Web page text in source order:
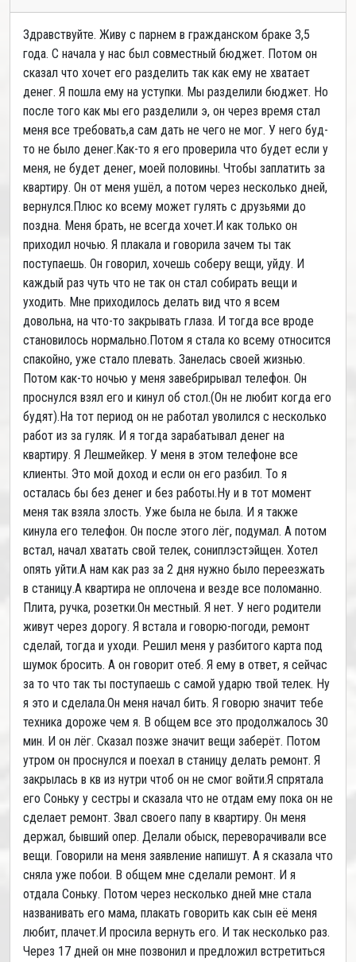
Здравствуйте. Живу с парнем в гражданском браке 3,5
года. С начала у нас был совместный бюджет. Потом он
сказал что хочет его разделить так как ему не хватает
денег. Я пошла ему на уступки. Мы разделили бюджет. Но
после того как мы его разделили э, он через время стал
меня все требовать,а сам дать не чего не мог. У него буд-
то не было денег.Как-то я его проверила что будет если у
меня, не будет денег, моей половины. Чтобы заплатить за
квартиру. Он от меня ушёл, а потом через несколько дней,
вернулся.Плюс ко всему может гулять с друзьями до
поздна. Меня брать, не всегда хочет.И как только он
приходил ночью. Я плакала и говорила зачем ты так
поступаешь. Он говорил, хочешь соберу вещи, уйду. И
каждый раз чуть что не так он стал собирать вещи и
уходить. Мне приходилось делать вид что я всем
довольна, на что-то закрывать глаза. И тогда все вроде
становилось нормально.Потом я стала ко всему относится
спакойно, уже стало плевать. Занелась своей жизнью.
Потом как-то ночью у меня завебрирывал телефон. Он
проснулся взял его и кинул об стол.(Он не любит когда его
будят).На тот период он не работал уволился с несколько
работ из за гуляк. И я тогда зарабатывал денег на
квартиру. Я Лешмейкер. У меня в этом телефоне все
клиенты. Это мой доход и если он его разбил. То я
осталась бы без денег и без работы.Ну и в тот момент
меня так взяла злость. Уже была не была. И я также
кинула его телефон. Он после этого лёг, подумал. А потом
встал, начал хватать свой телек, сониплэстэйщен. Хотел
опять уйти.А нам как раз за 2 дня нужно было переезжать
в станицу.А квартира не оплочена и везде все поломанно.
Плита, ручка, розетки.Он местный. Я нет. У него родители
живут через дорогу. Я встала и говорю-погоди, ремонт
сделай, тогда и уходи. Решил меня у разбитого карта под
шумок бросить. А он говорит отеб. Я ему в ответ, я сейчас
за то что так ты поступаешь с самой ударю твой телек. Ну
я это и сделала.Он меня начал бить. Я говорю значит тебе
техника дороже чем я. В общем все это продолжалось 30
мин. И он лёг. Сказал позже значит вещи заберёт. Потом
утром он проснулся и поехал в станицу делать ремонт. Я
закрылась в кв из нутри чтоб он не смог войти.Я спрятала
его Соньку у сестры и сказала что не отдам ему пока он не
сделает ремонт. Звал своего папу в квартиру. Он меня
держал, бывший опер. Делали обыск, переворачивали все
вещи. Говорили на меня заявление напишут. А я сказала что
сняла уже побои. В общем мне сделали ремонт. И я
отдала Соньку. Потом через несколько дней мне стала
названивать его мама, плакать говорить как сын её меня
любит, плачет.И просила вернуть его. И так несколько раз.
Через 17 дней он мне позвонил и предложил встретиться